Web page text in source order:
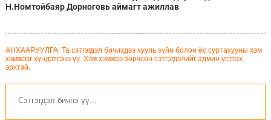
Н.Номтойбаяр Дорноговь аймагт ажиллав
АНХААРУУЛГА: Та сэтгэгдэл бичихдээ хууль зүйн болон ёс суртахууны хэм
хэмжээг хүндэтгэнэ үү. Хэм хэмжээ зөрчсөн сэтгэгдэлийг админ устгах
эрхтэй.